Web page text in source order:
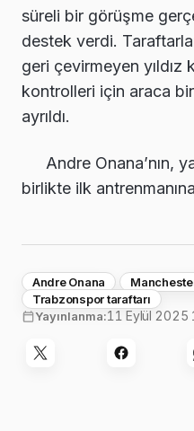
süreli bir görüşme
destek verdi.
geri çevirmeyen yıldız
kontrolleri için araca
ayrıldı.
Andre Onana’nın,
birlikte ilk
Andre Onana
Trabzonspor taraftarı
Yayınlanma:11 Eylül 2025